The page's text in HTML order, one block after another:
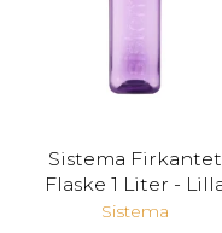
Sistema Firkantet
Flaske 1 Liter -
Sistema